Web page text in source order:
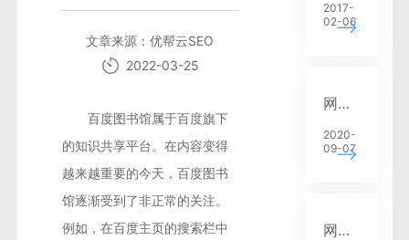
SEO优化服务
SEO技巧
营销推广
SEO建站
关于我们
文章来源：优帮云SEO
2022-03-25
百度图书馆属于百度旗下
的知识共享平台。在内容变得
越来越重要的今天，百度图书
馆逐渐受到了非正常的关注。
例如，在百度主页的搜索栏中
2017-
02-06
网站建设中SEO优化的常见问题有哪些？
2020-
09-07
网站建设中的SEO优化问题